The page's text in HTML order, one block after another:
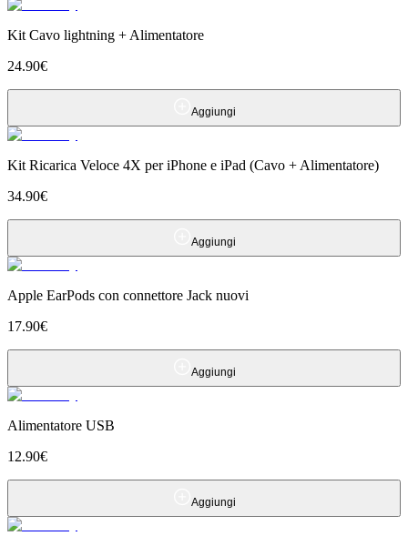
Kit Cavo lightning + Alimentatore
24.90€
Aggiungi
Kit Ricarica Veloce 4X per iPhone e iPad (Cavo + Alimentatore)
34.90€
Aggiungi
Apple EarPods con connettore Jack nuovi
17.90€
Aggiungi
Alimentatore USB
12.90€
Aggiungi